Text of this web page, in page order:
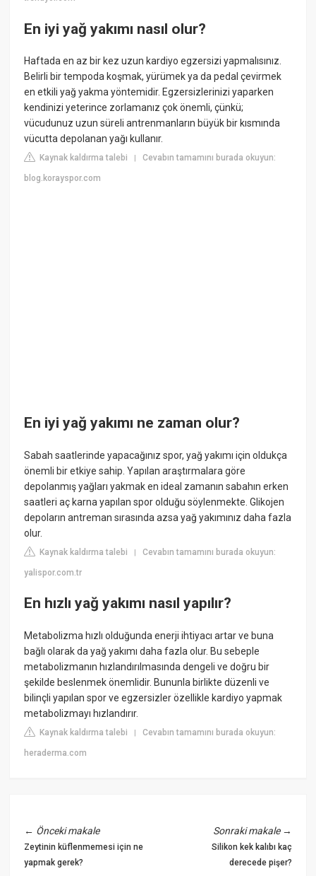
En iyi yağ yakımı nasıl olur?
Haftada en az bir kez uzun kardiyo egzersizi yapmalısınız.
Belirli bir tempoda koşmak, yürümek ya da pedal çevirmek
en etkili yağ yakma yöntemidir. Egzersizlerinizi yaparken
kendinizi yeterince zorlamanız çok önemli, çünkü;
vücudunuz uzun süreli antrenmanların büyük bir kısmında
vücutta depolanan yağı kullanır.
Kaynak kaldırma talebi |Cevabın tamamını burada okuyun:
blog.korayspor.com
En iyi yağ yakımı ne zaman olur?
Sabah saatlerinde yapacağınız spor, yağ yakımı için oldukça
önemli bir etkiye sahip. Yapılan araştırmalara göre
depolanmış yağları yakmak en ideal zamanın sabahın erken
saatleri aç karna yapılan spor olduğu söylenmekte. Glikojen
depoların antreman sırasında azsa yağ yakımınız daha fazla
olur.
Kaynak kaldırma talebi |Cevabın tamamını burada okuyun:
yalispor.com.tr
En hızlı yağ yakımı nasıl yapılır?
Metabolizma hızlı olduğunda enerji ihtiyacı artar ve buna
bağlı olarak da yağ yakımı daha fazla olur. Bu sebeple
metabolizmanın hızlandırılmasında dengeli ve doğru bir
şekilde beslenmek önemlidir. Bununla birlikte düzenli ve
bilinçli yapılan spor ve egzersizler özellikle kardiyo yapmak
metabolizmayı hızlandırır.
Kaynak kaldırma talebi |Cevabın tamamını burada okuyun:
heraderma.com
← Önceki makale
Zeytinin küflenmemesi için ne
yapmak gerek?
Sonraki makale→
Silikon kek kalıbı kaç
derecede pişer?